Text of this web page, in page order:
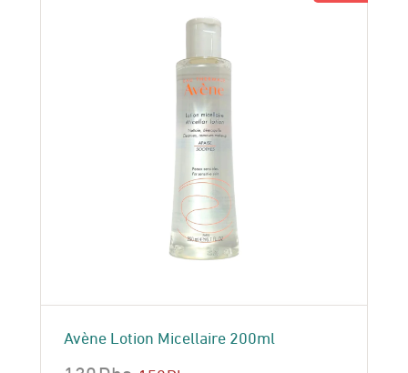
Avène Lotion Micellaire 200ml